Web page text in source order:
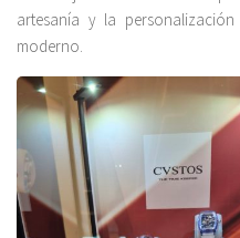
artesanía y la
moderno.